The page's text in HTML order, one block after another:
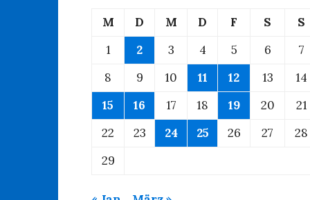
M D M D F S
S
1
2 3 4 5 6
7
8
9 10 11 12 13
14
15
16 17 18 19 20
21
22
23 24 25 26 27
28
29